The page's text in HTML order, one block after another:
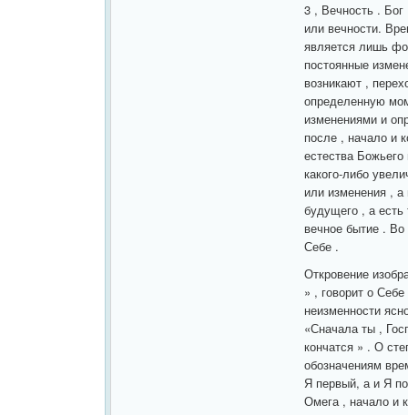
3 , Вечность . Бог
или вечности.
является лишь
постоянные
возникают ,
определенную
изменениями и
после , начало и
естества
какого-либо
или изменения ,
будущего , а есть
вечное бытие .
Себе .
Откровение
» , говорит о
неизменности
«Сначала ты ,
кончатся » . О
обозначениям
Я первый, а и Я
Омега , начало и